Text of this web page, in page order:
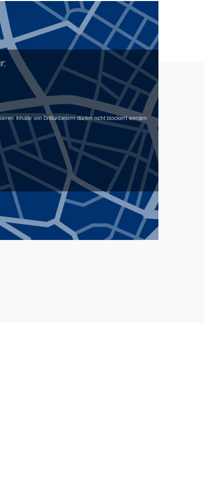
Inhalte von Drittanbietern dürfen nicht blockiert werden.